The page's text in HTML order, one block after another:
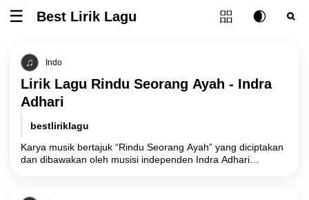
Tombol untuk membuka atau menutup menu
Best Lirik Lagu TombolTombol
Indo
Lirik Lagu Rindu Seorang Ayah - Indra
Adhari
bestliriklagu
Karya musik bertajuk “Rindu Seorang Ayah” yang diciptakan
dan dibawakan oleh musisi independen Indra Adhari